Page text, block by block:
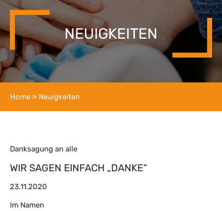
NEUIGKEITEN
Home » Neuigkeiten
Danksagung an alle
WIR SAGEN EINFACH „DANKE“
23.11.2020
Im Namen